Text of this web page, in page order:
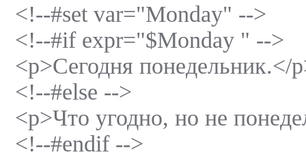
<!--#set var="Monday" -->
<!--#if expr="$Monday " -->
<p>Сегодня понедельник.</
<!--#else -->
<p>Что угодно, но не
<!--#endif -->